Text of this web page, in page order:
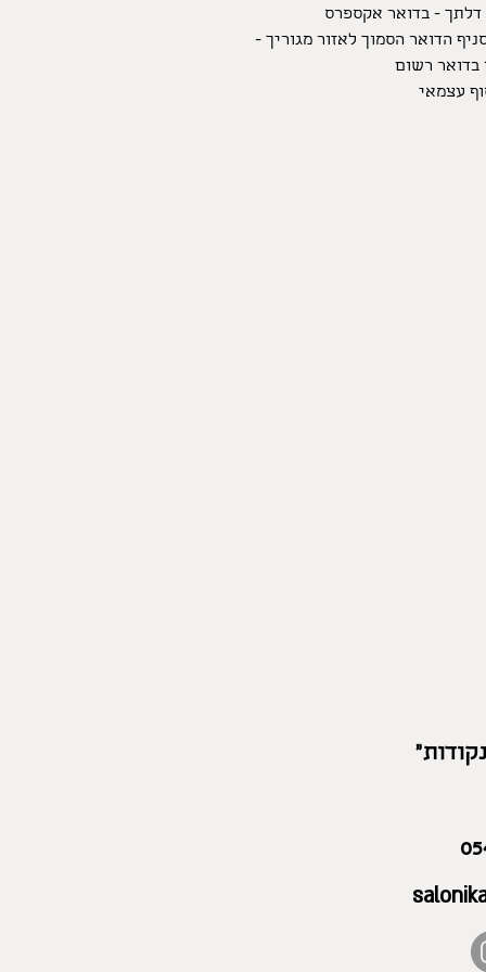
- בדואר אקספרס
הדואר הסמוך לאזור מגוריך -
בדואר רשום
עצמאי